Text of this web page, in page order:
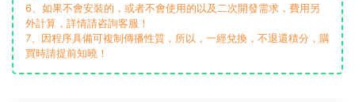
6、如果不會安裝的，或者不會使用的以及二次開發需求，費用另
外計算，詳情請咨詢客服！
7、因程序具備可複制傳播性質，所以，一經兌換，不退還積分，購
買時請提前知曉！